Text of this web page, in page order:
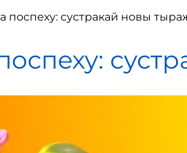
поспеху: сустракай новы